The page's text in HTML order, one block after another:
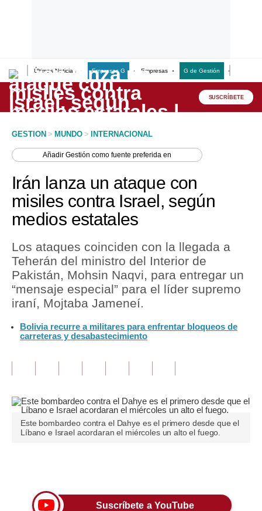
Últimas Noticias Empresas G Empresas G de Gestión
Lo último
Peru Quiosco
Economía
Mercados
Política
Tu Dinero
Finanzas Personales
Inmobiliarias
Opinión
Editorial
Pregunta de hoy
Lujo
SUSCRÍBETE
GESTION > MUNDO > INTERNACIONAL
AñadirGestión como fuente preferida en
Irán lanza un ataque con
misiles contra Israel, según
medios estatales
Los ataques coinciden con la llegada a
Teherán del ministro del Interior de
Pakistán, Mohsin Naqvi, para entregar un
“mensaje especial” para el líder supremo
iraní, Mojtaba Jameneí.
Bolivia recurre a militares para enfrentar bloqueos de
carreteras y desabastecimiento
Este bombardeo contra el Dahye es el primero desde que el
Líbano e Israel acordaran el miércoles un alto el fuego.
Suscríbete a YouTube